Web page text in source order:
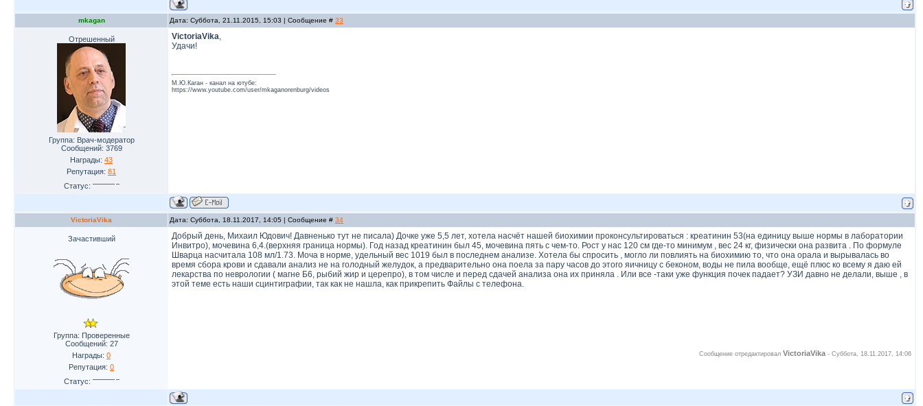
mkagan Дата: Суббота, 21.11.2015, 15:03 | Сообщение # 33
Отрешенный
Группа: Врач-модератор
Сообщений: 3769
Награды: 43
Репутация: 81
Статус:
VictoriaVika,
Удачи!
М.Ю.Каган - канал на ютубе:
https://www.youtube.com/user/mkaganorenburg/videos
VictoriaVika Дата: Суббота, 18.11.2017, 14:05 | Сообщение # 34
Зачастивший
Группа: Проверенные
Сообщений: 27
Награды: 0
Репутация: 0
Статус:
Добрый день, Михаил Юдович! Давненько тут не писала) Дочке уже 5,5 лет, хотела насчёт нашей биохимии проконсультироваться : креатинин 53(на единицу выше нормы в лаборатории
Инвитро), мочевина 6,4.(верхняя граница нормы). Год назад креатинин был 45, мочевина пять с чем-то. Рост у нас 120 см где-то минимум , вес 24 кг, физически она развита . По формуле
Шварца насчитала 108 мл/1.73. Моча в норме, удельный вес 1019 был в последнем анализе. Хотела бы спросить , могло ли повлиять на биохимию то, что она орала и вырывалась во
время сбора крови и сдавали анализ не на голодный желудок, а предварительно она поела за пару часов до этого яичницу с беконом, воды не пила вообще, ещё плюс ко всему я даю ей
лекарства по неврологии ( магне Б6, рыбий жир и церепро), в том числе и перед сдачей анализа она их приняла . Или все -таки уже функция почек падает? УЗИ давно не делали, выше , в
этой теме есть наши сцинтиграфии, так как не нашла, как прикрепить Файлы с телефона.
Сообщение отредактировал VictoriaVika - Суббота, 18.11.2017, 14:06